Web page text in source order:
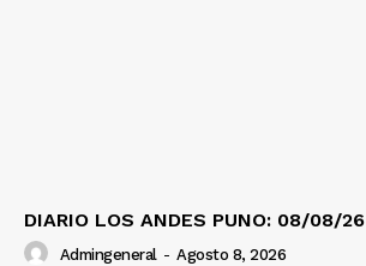
DIARIO LOS ANDES PUNO: 08/08/26
Admingeneral - Agosto 8, 2026